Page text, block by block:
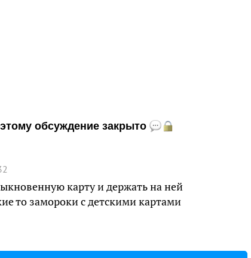
обсуждение закрыто
карту и держать на ней
то замороки с детскими картами